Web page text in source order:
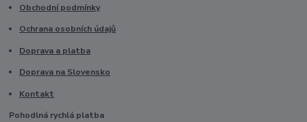
Obchodní podmínky
Ochrana osobních údajů
Doprava a platba
Doprava na Slovensko
Kontakt
Pohodlná rychlá platba